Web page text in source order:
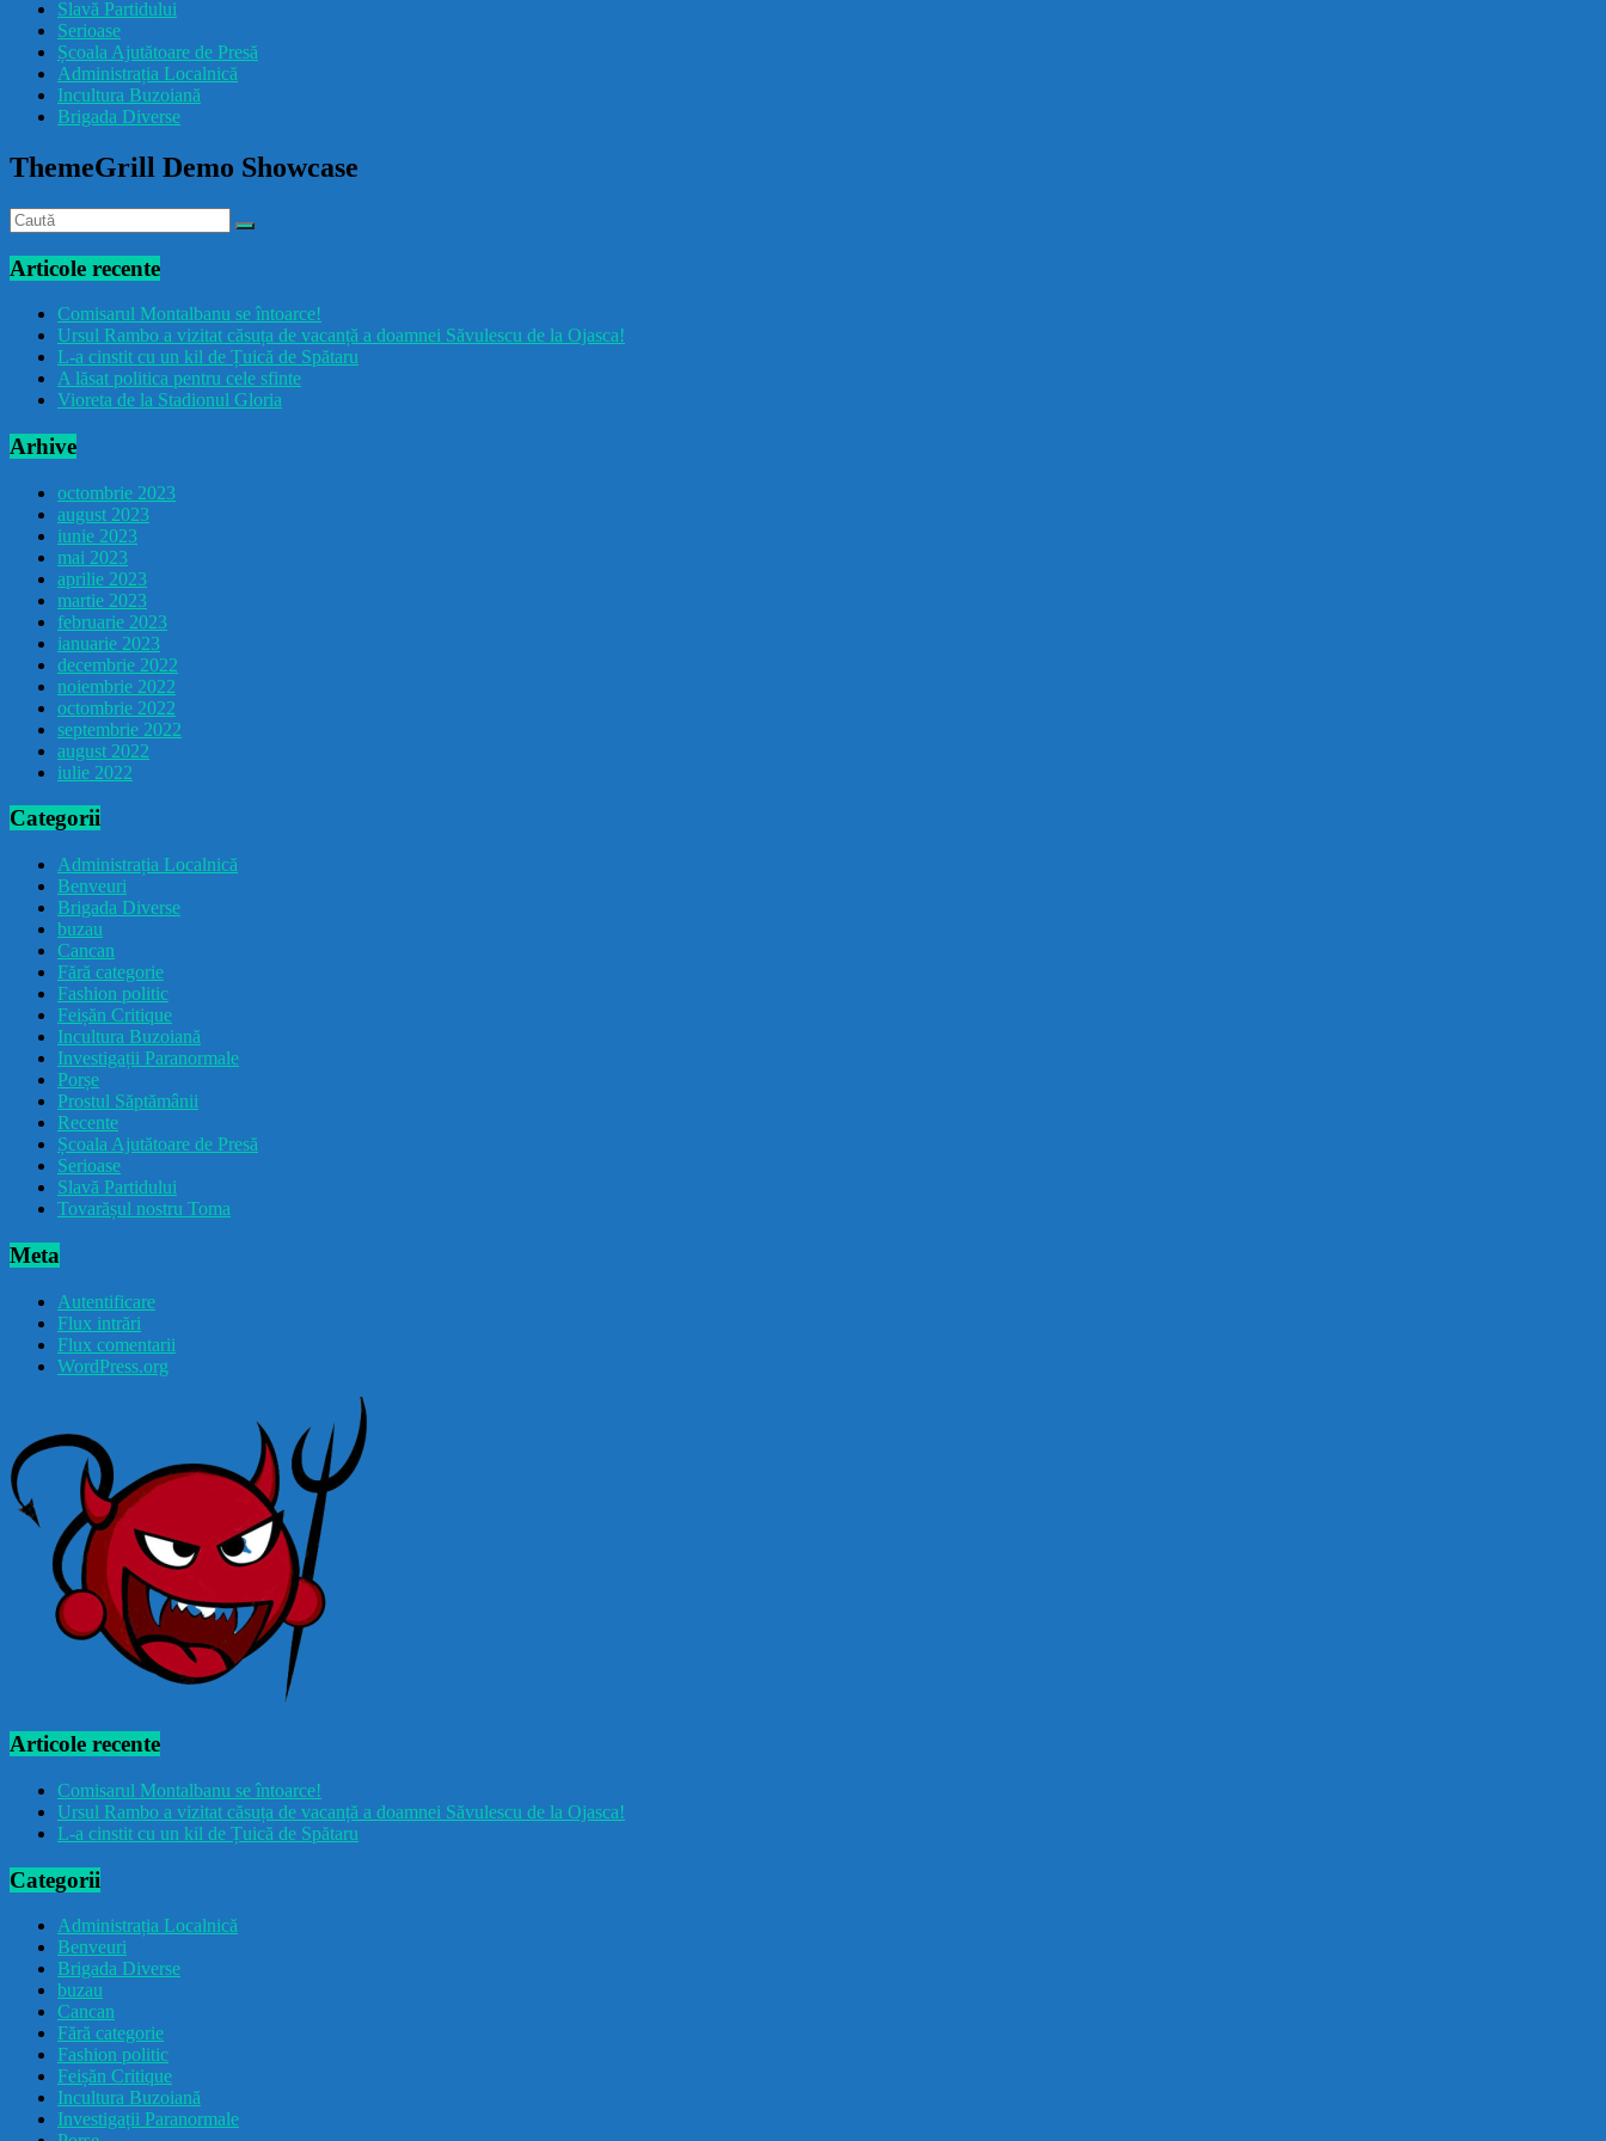
Slavă Partidului
Serioase
Școala Ajutătoare de Presă
Administrația Localnică
Incultura Buzoiană
Brigada Diverse
ThemeGrill Demo Showcase
Articole recente
Comisarul Montalbanu se întoarce!
Ursul Rambo a vizitat căsuța de vacanță a doamnei Săvulescu de la Ojasca!
L-a cinstit cu un kil de Țuică de Spătaru
A lăsat politica pentru cele sfinte
Vioreta de la Stadionul Gloria
Arhive
octombrie 2023
august 2023
iunie 2023
mai 2023
aprilie 2023
martie 2023
februarie 2023
ianuarie 2023
decembrie 2022
noiembrie 2022
octombrie 2022
septembrie 2022
august 2022
iulie 2022
Categorii
Administrația Localnică
Benveuri
Brigada Diverse
buzau
Cancan
Fără categorie
Fashion politic
Feișăn Critique
Incultura Buzoiană
Investigații Paranormale
Porșe
Prostul Săptămânii
Recente
Școala Ajutătoare de Presă
Serioase
Slavă Partidului
Tovarășul nostru Toma
Meta
Autentificare
Flux intrări
Flux comentarii
WordPress.org
Articole recente
Comisarul Montalbanu se întoarce!
Ursul Rambo a vizitat căsuța de vacanță a doamnei Săvulescu de la Ojasca!
L-a cinstit cu un kil de Țuică de Spătaru
Categorii
Administrația Localnică
Benveuri
Brigada Diverse
buzau
Cancan
Fără categorie
Fashion politic
Feișăn Critique
Incultura Buzoiană
Investigații Paranormale